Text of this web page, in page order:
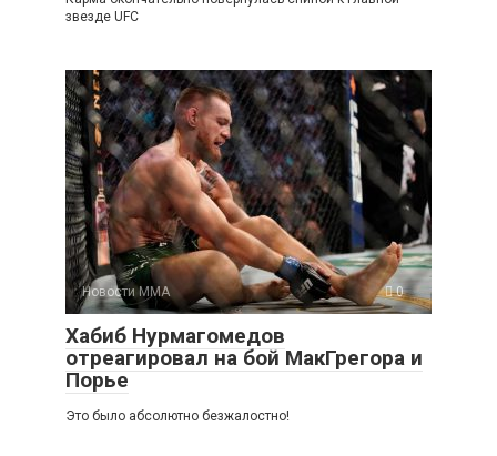
звезде UFC
Новости ММА 0
Хабиб Нурмагомедов
отреагировал на бой МакГрегора и
Порье
Это было абсолютно безжалостно!